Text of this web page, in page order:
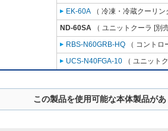
EK-60A （ 冷凍・冷蔵クーリ
ND-60SA （ ユニットクーラ [別
RBS-N60GRB-HQ （ コント
UCS-N40FGA-10 （ ユニット
この製品を使用可能な本体製品が